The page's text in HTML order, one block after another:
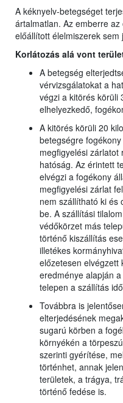
A kéknyelv-betegséget
ártalmatlan. Az emberre
előállított élelmiszerek sem
Korlátozás alá vont
A betegség
vérvizsgálatokat a
végzi a kitörés körüli
elhelyezkedő,
A kitörés körüli 20
betegségre
megfigyelési zárlatot
hatóság. Az érintett
elvégzi a fogékony
megfigyelési zárlat
nem szállítható ki és
be. A szállítási
védőkörzet más
történő kiszállítás
illetékes
előzetesen elvégzett
eredménye alapján
telepen a szállítás
Továbbra is
elterjedésének
sugarú körben a
környékén a
szerinti gyérítése,
történhet, annak
területek, a trágya,
történő fedése is.